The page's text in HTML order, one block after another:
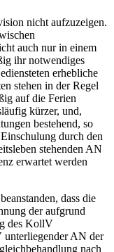
nicht aufzuzeigen.
auch nur in einem
ihr notwendiges
erhebliche
stehen in der Regel
auf die Ferien
kürzer, und,
bestehend, so
durch den
stehenden AN
erwartet werden
dass die
der aufgrund
des KollV
unterliegender AN der
nach